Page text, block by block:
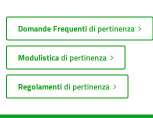
Domande Frequentidi pertinenza
Modulisticadi pertinenza
Regolamentidi pertinenza